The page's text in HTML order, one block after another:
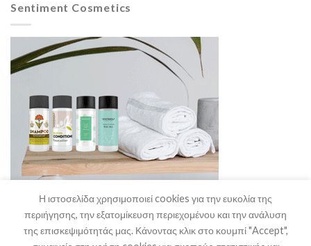
Sentiment Cosmetics
Η ιστοσελίδα χρησιμοποιεί cookies για την ευκολία της
περιήγησης, την εξατομίκευση περιεχομένου και την ανάλυση
της επισκεψιμότητάς μας. Κάνοντας κλικ στο κουμπί "Accept",